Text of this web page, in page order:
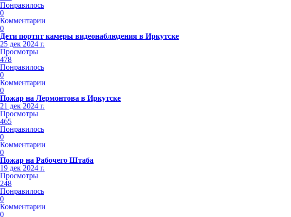
Понравилось
0
Комментарии
0
Дети портят камеры видеонаблюдения в Иркутске
25 дек 2024 г.
Просмотры
478
Понравилось
0
Комментарии
0
Пожар на Лермонтова в Иркутске
21 дек 2024 г.
Просмотры
465
Понравилось
0
Комментарии
0
Пожар на Рабочего Штаба
19 дек 2024 г.
Просмотры
248
Понравилось
0
Комментарии
0